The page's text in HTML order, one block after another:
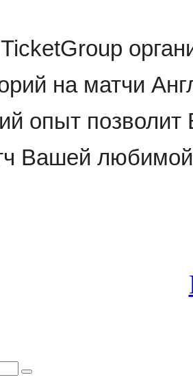
на матчи
опыт
Вашей